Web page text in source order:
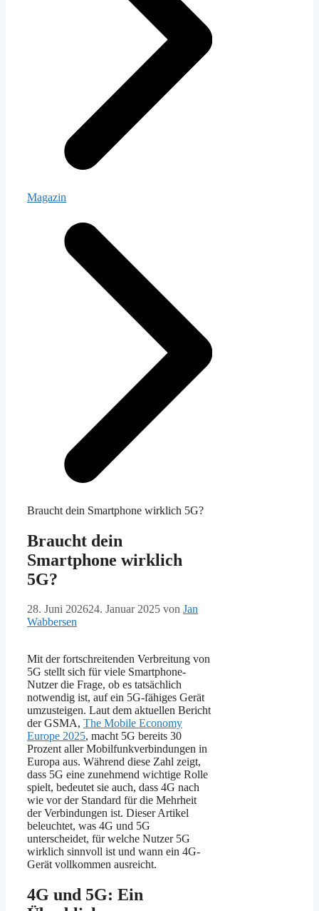
Magazin
Braucht dein Smartphone wirklich 5G?
Braucht dein
Smartphone wirklich
5G?
28. Juni 202624. Januar 2025 von Jan
Wabbersen
Mit der fortschreitenden Verbreitung von
5G stellt sich für viele Smartphone-
Nutzer die Frage, ob es tatsächlich
notwendig ist, auf ein 5G-fähiges Gerät
umzusteigen. Laut dem aktuellen Bericht
der GSMA, The Mobile Economy
Europe 2025, macht 5G bereits 30
Prozent aller Mobilfunkverbindungen in
Europa aus. Während diese Zahl zeigt,
dass 5G eine zunehmend wichtige Rolle
spielt, bedeutet sie auch, dass 4G nach
wie vor der Standard für die Mehrheit
der Verbindungen ist. Dieser Artikel
beleuchtet, was 4G und 5G
unterscheidet, für welche Nutzer 5G
wirklich sinnvoll ist und wann ein 4G-
Gerät vollkommen ausreicht.
4G und 5G: Ein